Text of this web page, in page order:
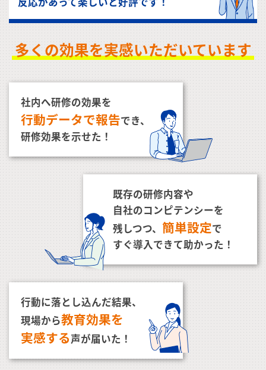
多くの効果を実感いただいています
社内へ研修の効果を
行動データで報告でき、
研修効果を示せた！
既存の研修内容や
自社のコンピテンシーを
残しつつ、簡単設定で
すぐ導入できて助かった！
行動に落とし込んだ結果、
現場から教育効果を
実感する声が届いた！